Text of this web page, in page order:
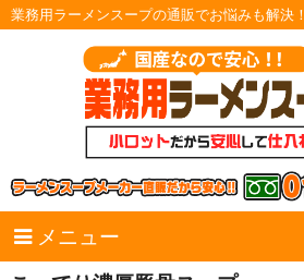
業務用ラーメンスープの通販でお悩みも解決！
メニュー